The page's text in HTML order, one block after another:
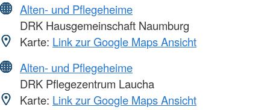
Alten- und Pflegeheime
DRK Hausgemeinschaft Naumburg
Karte: Link zur Google Maps Ansicht
Alten- und Pflegeheime
DRK Pflegezentrum Laucha
Karte: Link zur Google Maps Ansicht